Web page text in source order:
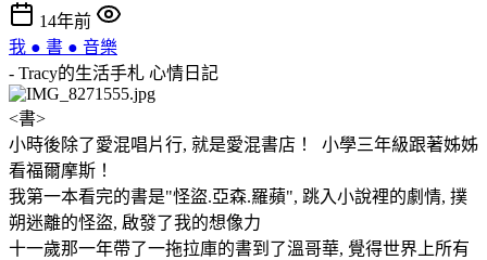
14年前
我 ● 書 ● 音樂
- Tracy的生活手札 心情日記
<書>
小時後除了愛混唱片行, 就是愛混書店！ 小學三年級跟著姊姊
看福爾摩斯！
我第一本看完的書是"怪盜.亞森.羅蘋", 跳入小說裡的劇情, 撲
朔迷離的怪盜, 啟發了我的想像力
十一歲那一年帶了一拖拉庫的書到了溫哥華, 覺得世界上所有